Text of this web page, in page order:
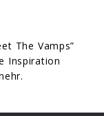
The Vamps”
Inspiration